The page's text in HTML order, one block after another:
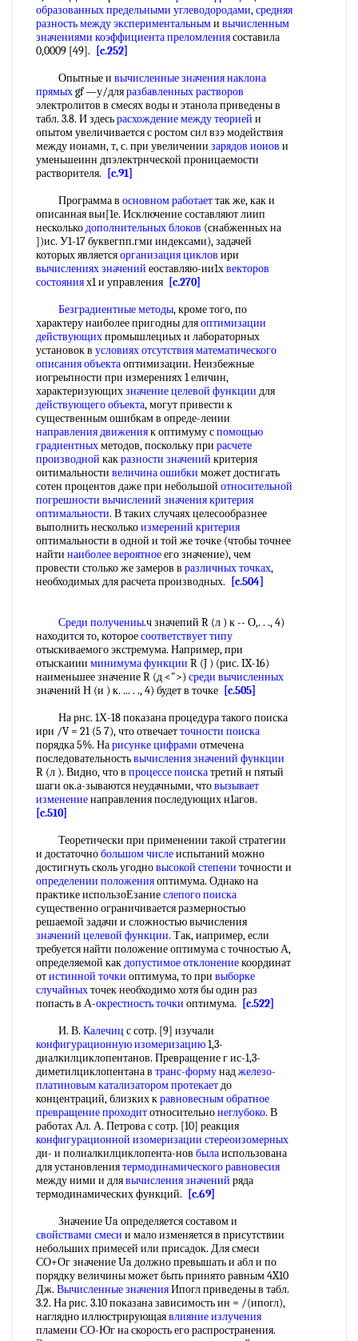
образованных предельными углеводородами,средняя
разностьмежду экспериментальными вычисленным
значениями коэффициента преломлениясоставила
0,0009 [49].
[c.252]
Опытные и вычисленные значениянаклона
прямыхgf —у/дляразбавленных растворов
электролитов в смесях воды и этанола приведены в
табл. 3.8. И здесьрасхождение между теорией и
опытом увеличивается с ростом сил взэ модействия
между иоиамн, т, с. при увеличении зарядов иоиов и
уменьшеинн дпэлектрнческой проницаемости
растворителя.
[c.91]
Программа в основном работаеттак же, как и
описанная вьи[1е. Исключение составляют лиип
несколькодополнительных блоков (снабженных на
])ис. У1-17 буквегпп.гми индексами), задачей
которых являетсяорганизация циклов ири
вычислениях значений еоставляю-ии1хвекторов
состояниях1 и управления [c.270]
Безградиентные методы, кроме того, по
характеру наиболее пригодны дляоптимизации
действующихпромышлециых и лабораторных
установок в условиях отсутствияматематического
описания объектаоптимизации. Неизбежные
иогреьпности при измерениях 1 еличин,
характеризующихзначение целевой функции для
действующего объекта, могут привести к
существенным ошибкам в опреде-леиии
направления движенияк оптимуму спомощью
градиентныхметодов, поскольку при расчете
производной какразности значений критерия
оитимальности величина ошибки может достигать
сотен процентов даже при небольшой относительной
погрешности вычислений значениякритерия
оптимальности. В таких случаях целесообразнее
выполнить несколькоизмерений критерия
оптимальности в одной и той же точке (чтобы точнее
найти наиболее вероятноеего значение), чем
провести столько же замеров в различных точках,
необходимых для расчета производных.
[c.504]
Среди получениы.ч значепий R (л ) к -- О,. . ., 4)
находится то, котороесоответствует типу
отыскиваемого экстремума. Например, при
отыскаиии минимума функции R (J ) (рис. IX-16)
наименьшее значение R (д <">) среди вычисленных
значений Н (и ) к. ... . ., 4) будет в точке [c.505]
На рнс. 1Х-18 показана процедура такого поиска
ири /V = 21 (5 7), что отвечаетточности поиска
порядка 5%. Нарисунке цифрами отмечена
последовательностьвычисления значений функции
R (л ). Видно, что в процессе поискатретий н пятый
шаги ок.а-зываются неудачными, чтовызывает
изменениенаправления последующих н1агов.
[c.510]
Теоретически при применении такой стратегии
и достаточнобольшом числеиспытаний можно
достигнуть сколь угодновысокой степени точности и
определении положенияоптимума. Однако на
практике использоЕзаниеслепого поиска
существенно ограничивается размерностью
решаемой задачи и сложностью вычисления
значений целевой функции. Так, иапример, если
требуется найти положение оптимума с точностью А,
определяемой какдопустимое отклонениекоординат
отистинной точки оптимума, то при выборке
случайныхточек необходимо хотя бы один раз
попасть в А-окрестность точки оптимума.
[c.522]
И. В. Калечиц с сотр. [9] изучали
конфигурационную изомеризацию1,3-
диалкилциклопентанов. Превращение г ис-1,3-
диметилциклопентана в транс-формунаджелезо-
платиновымкатализатором протекаетдо
концентраций, близких кравновесным обратное
превращение проходитотносительнонеглубоко. В
работах Ал. А. Петрова с сотр. [10] реакция
конфигурационной изомеризации стереоизомерных
ди- и полиалкилциклопента-нов былаиспользована
для установлениятермодинамического равновесия
между ними и длявычисления значений ряда
термодинамических функций.
[c.69]
Значение Ua определяется составом и
свойствами смеси и мало изменяется в присутствии
небольших примесей или присадок. Для смеси
СО+Ог значение Ua должно превышать и абл и по
порядку величины может быть принято равным 4X10
Дж. Вычисленные значенияИпогл приведены в табл.
3.2. На рис. 3.10 показана зависимость ин = /(ипогл),
наглядно иллюстрирующаявлияние излучения
пламени СО-Юг на скорость его распространения.